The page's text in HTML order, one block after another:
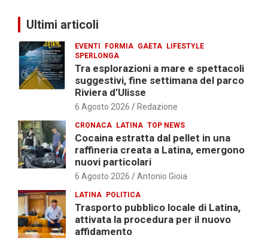
Ultimi articoli
EVENTI FORMIA GAETA
LIFESTYLE
SPERLONGA
Tra esplorazioni a mare e spettacoli
suggestivi, fine settimana del parco
Riviera d’Ulisse
6 Agosto 2026 Redazione
CRONACA LATINA TOP NEWS
Cocaina estratta dal pellet in una
raffineria creata a Latina, emergono
nuovi particolari
6 Agosto 2026 Antonio Gioia
LATINA POLITICA
Trasporto pubblico locale di Latina,
attivata la procedura per il nuovo
affidamento